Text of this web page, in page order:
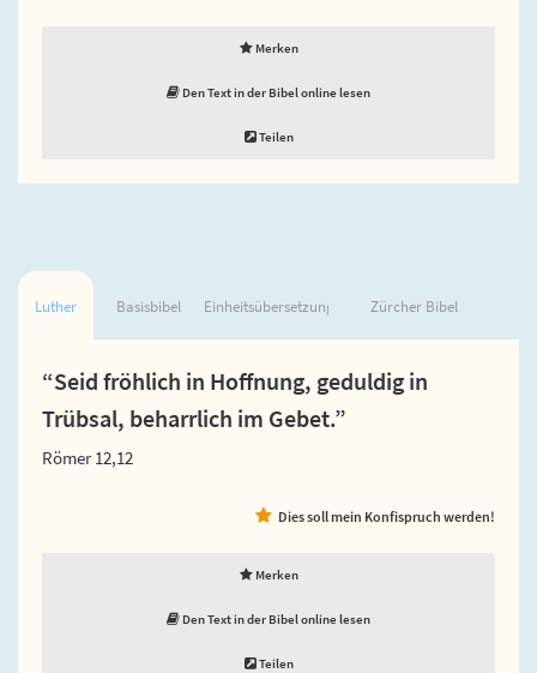
Merken
Den Text in der Bibel online lesen
Teilen
Luther Basisbibel Einheitsübersetzung Zürcher Bibel
“Seid fröhlich in Hoffnung, geduldig in
Trübsal, beharrlich im Gebet.”
Römer 12,12
Dies soll mein Konfispruch werden!
Merken
Den Text in der Bibel online lesen
Teilen